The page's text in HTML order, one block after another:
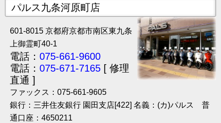
パルス九条河原町店
601-8015 京都府京都市南区東九条
上御霊町40-1
電話： 075-661-9600
電話： 075-671-7165 [ 修理
直通 ]
ファックス：075-661-9605
銀行：三井住友銀行 園田支店[422] 名義：(カ)パルス 普
通口座：4650211